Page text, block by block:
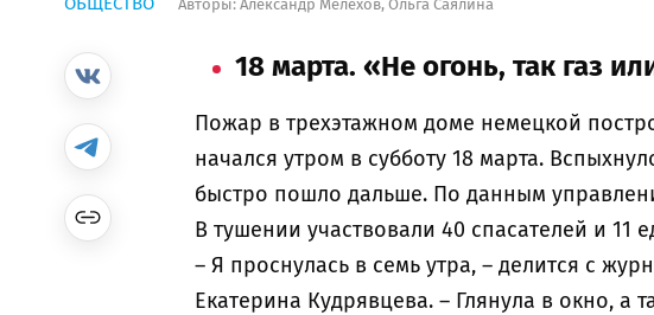
Авторы: Александр Мелехов, Ольга Саялина
18 марта. «Не огонь, так газ
Пожар в трехэтажном доме немецкой
начался утром в субботу 18 марта.
быстро пошло дальше. По данным
В тушении участвовали 40 спасателей и 11
– Я проснулась в семь утра, – делится с
Екатерина Кудрявцева. – Глянула в окно, а